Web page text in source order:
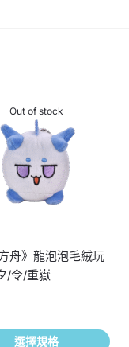
Out of stock
舟》龍泡泡毛絨玩
/令/重嶽
選擇規格
選項